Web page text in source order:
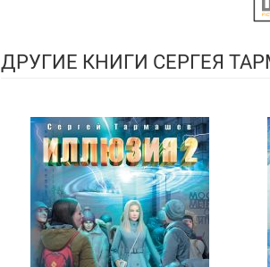
ДРУГИЕ КНИГИ СЕРГЕЯ